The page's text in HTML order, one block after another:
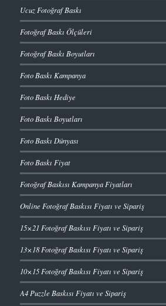
Ucuz Fotoğraf Baskı
Fotoğraf Baskı Ölçüleri
Fotoğraf Baskı Boyutları
Foto Baskı Kampanya
Foto Baskı Hediye
Foto Baskı Boyutları
Foto Baskı Dünyası
Foto Baskı Fiyat
Fotoğraf Baskısı Kampanya Fiyatları
Online Fotoğraf Baskısı Fiyatı ve Sipariş
15×21 Fotoğraf Baskısı Fiyatı ve Sipariş
13×18 Fotoğraf Baskısı Fiyatı ve Sipariş
10×15 Fotoğraf Baskısı Fiyatı ve Sipariş
A4 Puzzle Baskısı Fiyatı ve Sipariş